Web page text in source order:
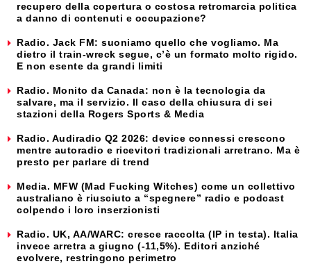
recupero della copertura o costosa retromarcia politica
a danno di contenuti e occupazione?
Radio. Jack FM: suoniamo quello che vogliamo. Ma
dietro il train-wreck segue, c’è un formato molto rigido.
E non esente da grandi limiti
Radio. Monito da Canada: non è la tecnologia da
salvare, ma il servizio. Il caso della chiusura di sei
stazioni della Rogers Sports & Media
Radio. Audiradio Q2 2026: device connessi crescono
mentre autoradio e ricevitori tradizionali arretrano. Ma è
presto per parlare di trend
Media. MFW (Mad Fucking Witches) come un collettivo
australiano è riusciuto a “spegnere” radio e podcast
colpendo i loro inserzionisti
Radio. UK, AA/WARC: cresce raccolta (IP in testa). Italia
invece arretra a giugno (-11,5%). Editori anziché
evolvere, restringono perimetro